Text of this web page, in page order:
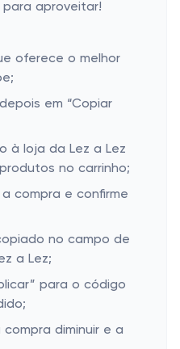
aproveitar!
oferece o melhor
em “Copiar
à loja da Lez a Lez
no carrinho;
a compra e confirme
no campo de
a Lez;
para o código
diminuir e a